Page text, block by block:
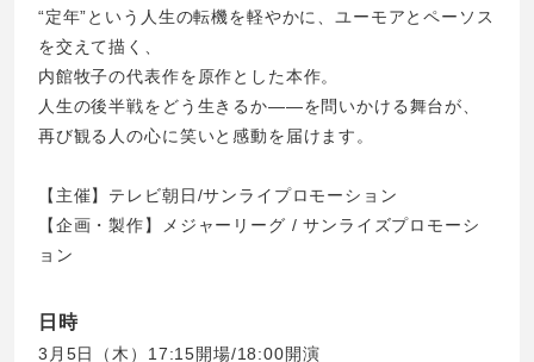
“定年”という人生の転機を軽やかに、ユーモアとペーソス
を交えて描く、
内館牧子の代表作を原作とした本作。
人生の後半戦をどう生きるか――を問いかける舞台が、
再び観る人の心に笑いと感動を届けます。
【主催】テレビ朝日/サンライプロモーション
【企画・製作】メジャーリーグ / サンライズプロモーシ
ョン
日時
3月5日（木）17:15開場/18:00開演